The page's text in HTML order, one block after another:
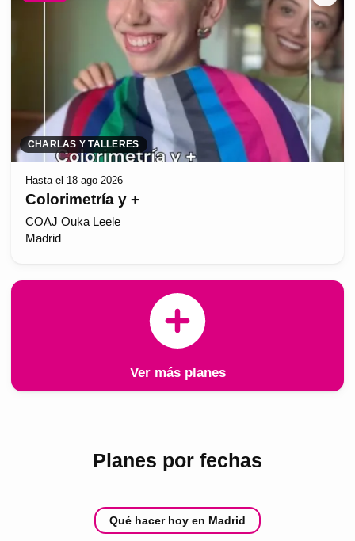
CHARLAS Y TALLERES
Hasta el 18 ago 2026
Colorimetría y +
COAJ Ouka Leele
Madrid
Ver más planes
Planes por fechas
Qué hacer hoy en Madrid